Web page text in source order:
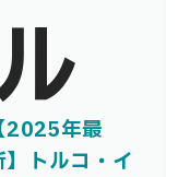
2025年最
】トルコ・イ